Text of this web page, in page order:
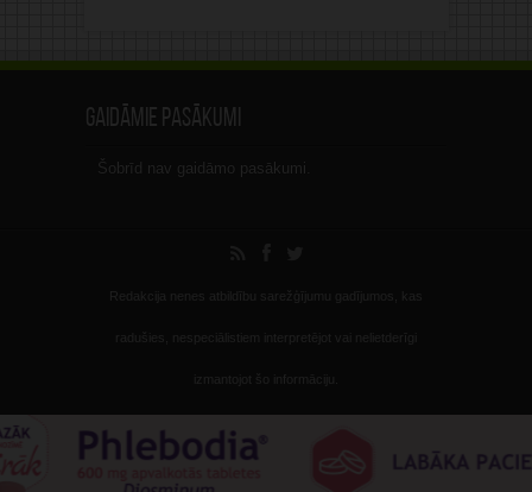
Gaidāmie pasākumi
Šobrīd nav gaidāmo pasākumi.
Redakcija nenes atbildību sarežģījumu gadījumos, kas